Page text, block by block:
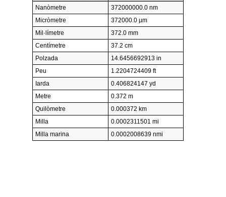
Nanòmetre
372000000.0 nm
Micròmetre
372000.0 µm
Mil·límetre
372.0 mm
Centímetre
37.2 cm
Polzada
14.6456692913 in
Peu
1.2204724409 ft
Iarda
0.406824147 yd
Metre
0.372 m
Quilòmetre
0.000372 km
Milla
0.0002311501 mi
Milla marina
0.0002008639 nmi